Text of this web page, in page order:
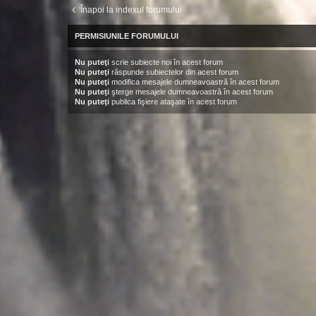
Înapoi la indexul forumului
PERMISIUNILE FORUMULUI
Nu puteţi scrie subiecte noi în acest forum
Nu puteţi răspunde subiectelor din acest forum
Nu puteţi modifica mesajele dumneavoastră în acest forum
Nu puteţi şterge mesajele dumneavoastră în acest forum
Nu puteţi publica fişiere ataşate în acest forum